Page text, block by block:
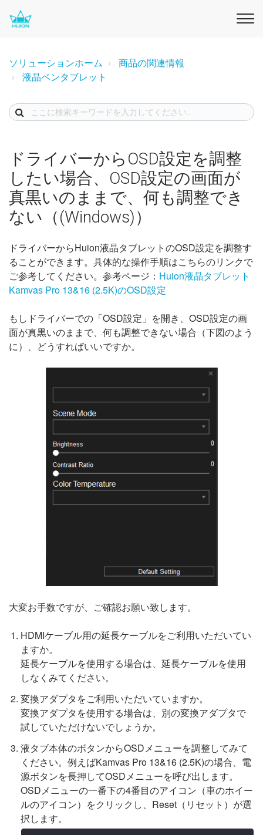
ソリューションホーム
商品の関連情報
液晶ペンタブレット
ドライバーからOSD設定を調整
したい場合、OSD設定の画面が
真黒いのままで、何も調整でき
ない（(Windows)）
ドライバーからHuion液晶タブレットのOSD設定を調整す
ることができます。具体的な操作手順はこちらのリンクで
ご参考してください。参考ページ： Huion液晶タブレット
Kamvas Pro 13&16 (2.5K)のOSD設定
もしドライバーでの「OSD設定」を開き、OSD設定の画
面が真黒いのままで、何も調整できない場合（下図のよう
に）、どうすればいいですか。
大変お手数ですが、ご確認お願い致します。
HDMIケーブル用の延長ケーブルをご利用いただいてい
ますか。
延長ケーブルを使用する場合は、延長ケーブルを使用
しなくみてください。
変換アダプタをご利用いただいていますか。
変換アダプタを使用する場合は、別の変換アダプタで
試していただけないでしょうか。
液タブ本体のボタンからOSDメニューを調整してみて
ください。例えばKamvas Pro 13&16 (2.5K)の場合、電
源ボタンを長押してOSDメニューを呼び出します。
OSDメニューの一番下の4番目のアイコン（車のホイー
ルのアイコン）をクリックし、Reset（リセット）が選
択します。